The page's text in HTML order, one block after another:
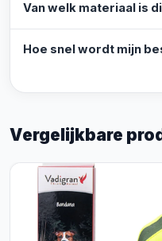
Van welk materiaal is
Hoe snel wordt mijn
Vergelijkbare